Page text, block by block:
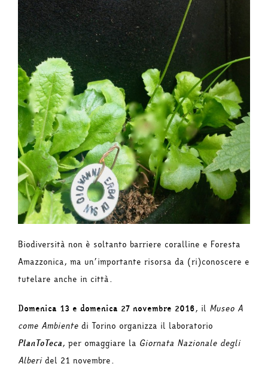
Biodiversità non è soltanto barriere coralline e Foresta
Amazzonica, ma un’importante risorsa da (ri)conoscere e
tutelare anche in città.
Domenica 13 e domenica 27 novembre 2016, il Museo A
come Ambiente di Torino organizza il laboratorio
PlanToTeca, per omaggiare la Giornata Nazionale degli
Alberidel 21 novembre.